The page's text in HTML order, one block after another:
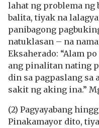
lahat ng problema ng
balita, tiyak na
panibagong
natuklasan – na
Eksaherado: “Alam
ang pinalitan nating
din sa pagpaslang sa
sakit ng aking ina.”
(2) Pagyayabang
Pinakamayor dito,